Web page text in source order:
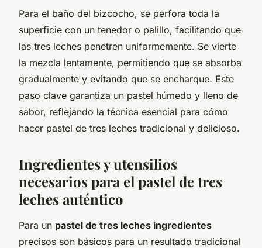
Para el baño del bizcocho, se perfora toda la
superficie con un tenedor o palillo, facilitando que
las tres leches penetren uniformemente. Se vierte
la mezcla lentamente, permitiendo que se absorba
gradualmente y evitando que se encharque. Este
paso clave garantiza un pastel húmedo y lleno de
sabor, reflejando la técnica esencial para cómo
hacer pastel de tres leches tradicional y delicioso.
Ingredientes y utensilios
necesarios para el pastel de tres
leches auténtico
Para un pastel de tres leches ingredientes
precisos son básicos para un resultado tradicional